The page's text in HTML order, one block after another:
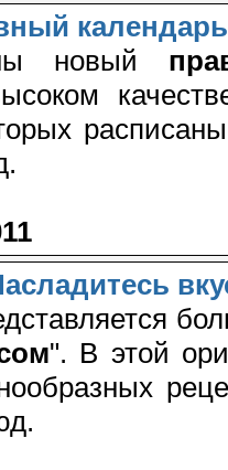
календарь
новый
". В этой